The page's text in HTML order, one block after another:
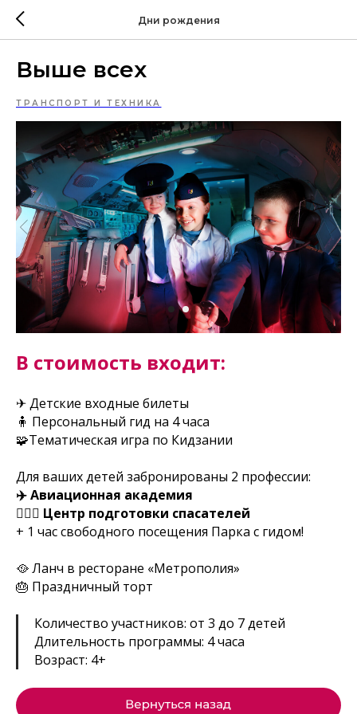
Дни рождения
Выше всех
ТРАНСПОРТ И ТЕХНИКА
В стоимость входит:
✈ Детские входные билеты
🧍 Персональный гид на 4 часа
🧩Тематическая игра по Кидзании
Для ваших детей забронированы 2 профессии:
✈️ Авиационная академия
🧗🏻‍♂️ Центр подготовки спасателей
+ 1 час свободного посещения Парка с гидом!
🥘 Ланч в ресторане «Метрополия»
🎂 Праздничный торт
Количество участников: от 3 до 7 детей
Длительность программы: 4 часа
Возраст: 4+